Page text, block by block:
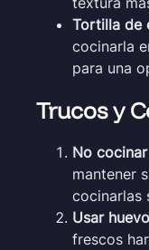
Tortilla de
cocinarla
para una
Trucos y
No
mantener
cocinarlas
Usar
frescos